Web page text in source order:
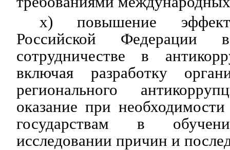
х) повышение
Российской Федерации
сотрудничестве в
включая разработку
регионального
оказание при
государствам в
исследовании причин и